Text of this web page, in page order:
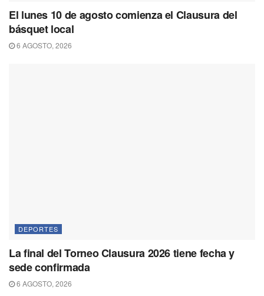
El lunes 10 de agosto comienza el Clausura del
básquet local
6 AGOSTO, 2026
DEPORTES
La final del Torneo Clausura 2026 tiene fecha y
sede confirmada
6 AGOSTO, 2026